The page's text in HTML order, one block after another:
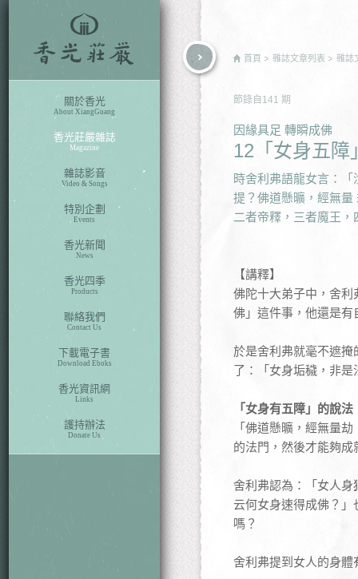
關於香光
About XiangGuang
香光莊嚴雜誌
Magazine
雜誌影音
Video & Songs
特別企劃
Events
香光新聞
News
香光四季
Products
聯絡我們
Contact Us
下載電子書
Download Eboks
香光資訊網
Links
護持辦法
Donate Us
首頁 雜誌文章列表 雜誌
節錄自 141 期
因緣具足 轉瞬成佛
12「女身五障
時舍利弗語龍女言：
提？佛道懸曠，經無
二者帝釋，三者魔王
【講釋】
佛陀十大弟子中，舍
佛」這件事，他還是
於是舍利弗就毫不遮
了：「女身垢穢，非
「女身有五障」的說法
「佛道懸曠，經無量
的法門，然後才能夠成
舍利弗認為：「女人
云何女身速得成佛？
嗎？
舍利弗提到女人的身